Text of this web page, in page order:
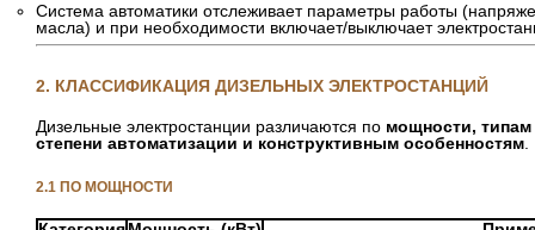
Система автоматики отслеживает параметры работы
масла) и при необходимости включает/выключает
2. КЛАССИФИКАЦИЯ ДИЗЕЛЬНЫХ ЭЛЕКТРОСТАНЦИЙ
Дизельные электростанции различаются по мощности, типам
степени автоматизации и конструктивным особенностям
2.1 ПО МОЩНОСТИ